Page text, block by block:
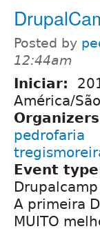
Posted by
12:44am
Iniciar:
América/
pedrofaria
Event
A primeira
MUITO